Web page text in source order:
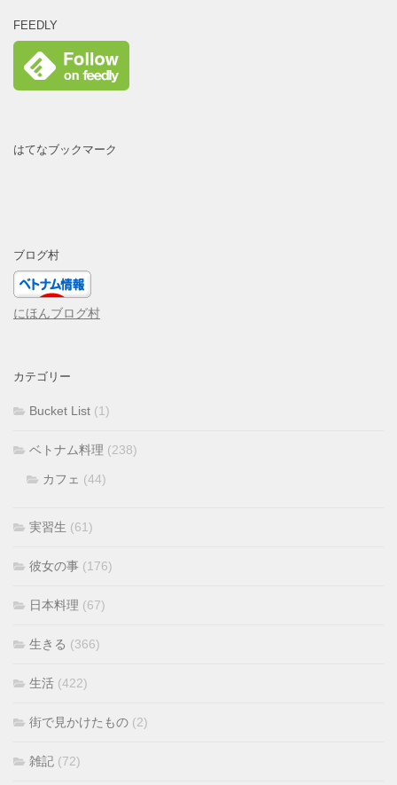
FEEDLY
はてなブックマーク
ブログ村
にほんブログ村
カテゴリー
Bucket List (1)
ベトナム料理 (238)
カフェ (44)
実習生 (61)
彼女の事 (176)
日本料理 (67)
生きる (366)
生活 (422)
街で見かけたもの (2)
雑記 (72)